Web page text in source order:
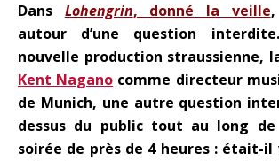
Dans Lohengrin, donné la veille
autour d’une question
nouvelle production straussienne,
Kent Nagano comme directeur
de Munich, une autre question
dessus du public tout au long
soirée de près de 4 heures : était-